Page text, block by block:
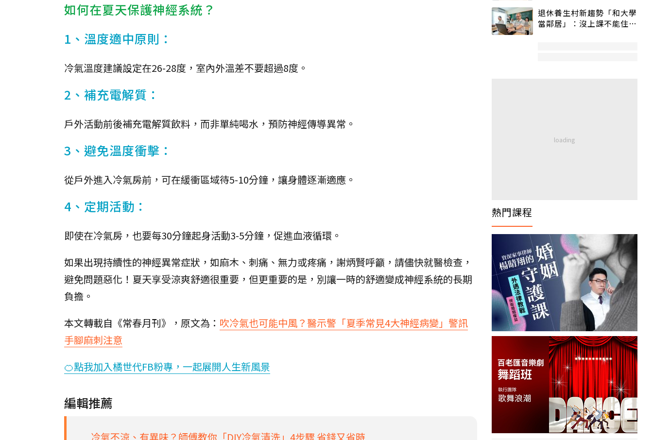
如何在夏天保護神經系統？
1、溫度適中原則：
冷氣溫度建議設定在26-28度，室內外溫差不要超過8度。
2、補充電解質：
戶外活動前後補充電解質飲料，而非單純喝水，預防神經傳導異常。
3、避免溫度衝擊：
從戶外進入冷氣房前，可在緩衝區域待5-10分鐘，讓身體逐漸適應。
4、定期活動：
即使在冷氣房，也要每30分鐘起身活動3-5分鐘，促進血液循環。
如果出現持續性的神經異常症狀，如麻木、刺痛、無力或疼痛，謝炳賢呼籲，請儘快就醫檢查，
避免問題惡化！夏天享受涼爽舒適很重要，但更重要的是，別讓一時的舒適變成神經系統的長期
負擔。
本文轉載自《常春月刊》，原文為： 吹冷氣也可能中風？醫示警「夏季常見4大神經病變」警訊
手腳麻刺注意
🍊點我加入橘世代FB粉專，一起展開人生新風景
編輯推薦
冷氣不涼、有異味？師傅教你「DIY冷氣清洗」4步驟 省錢又省時
退休養生村新趨勢「和大學
當鄰居」：沒上課不能住、
熱門課程